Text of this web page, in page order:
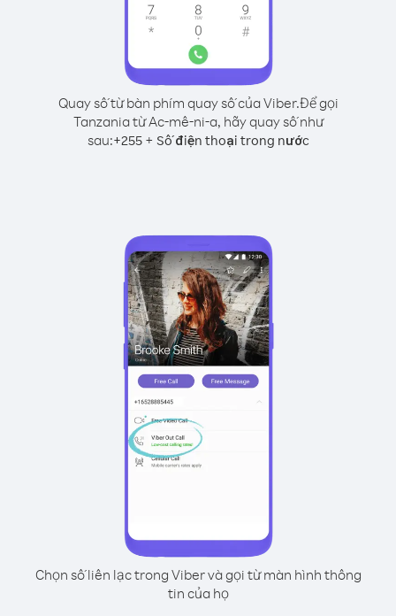
Quay số từ bàn phím quay số của Viber.Để gọi
Tanzania từ Ac-mê-ni-a, hãy quay số như
sau:+255+ Số điện thoại trong nước
Chọn số liên lạc trong Viber và gọi từ màn hình thông
tin của họ